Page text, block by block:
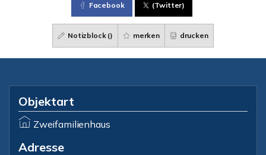
Facebook (Twitter)
Notizblock () merken drucken
Objektart
Zweifamilienhaus
Adresse